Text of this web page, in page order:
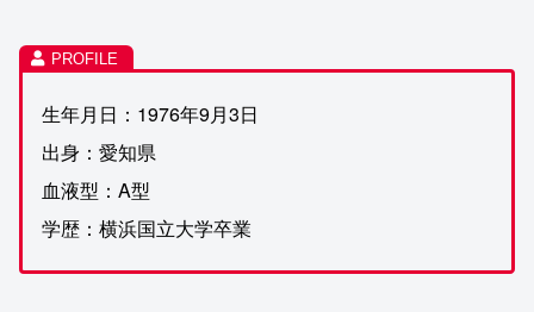
生年月日：1976年9月3日
出身：愛知県
血液型：A型
学歴：横浜国立大学卒業